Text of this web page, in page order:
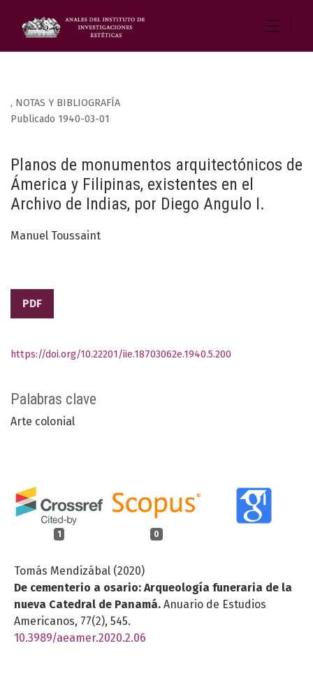
, NOTAS Y BIBLIOGRAFÍA
Planos de monumentos arquitectónicos de
Ámerica y Filipinas, existentes en el
Archivo de Indias, por Diego Angulo I.
Publicado 1940-03-01
Manuel Toussaint
PDF
Palabras clave
Arte colonial
1 0
Tomás Mendizábal (2020)
De cementerio a osario: Arqueología funeraria de la
nueva Catedral de Panamá. Anuario de Estudios
Americanos, 77(2), 545.
10.3989/aeamer.2020.2.06
https://doi.org/10.22201/iie.18703062e.1940.5.200